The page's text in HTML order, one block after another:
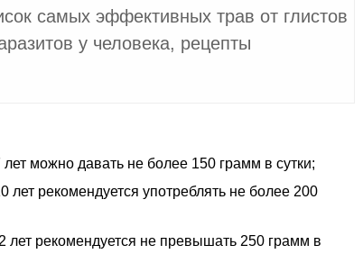
самых эффективных трав от глистов
у человека, рецепты
можно давать не более 150 грамм в сутки;
лет рекомендуется употреблять не более 200
лет рекомендуется не превышать 250 грамм в